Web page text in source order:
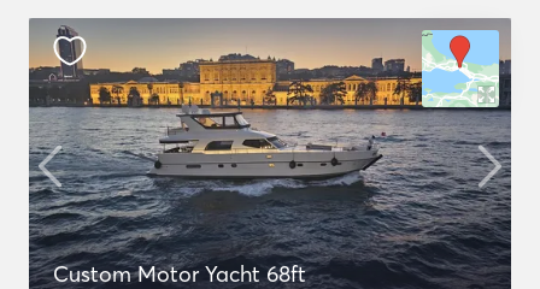
Custom Motor Yacht 68ft